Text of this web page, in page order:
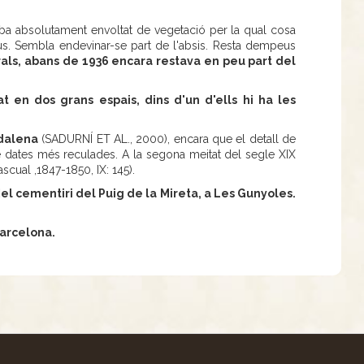
absolutament envoltat de vegetació per la qual cosa
Sembla endevinar-se part de l'absis. Resta dempeus
abans de 1936 encara restava en peu part del
en dos grans espais, dins d'un d'ells hi ha les
(SADURNÍ ET AL., 2000), encara que el detall de
més reculades. A la segona meitat del segle XIX
,1847-1850, IX: 145).
cementiri del Puig de la Mireta, a Les Gunyoles.